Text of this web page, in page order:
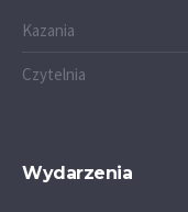
Kazania
Czytelnia
Wydarzenia